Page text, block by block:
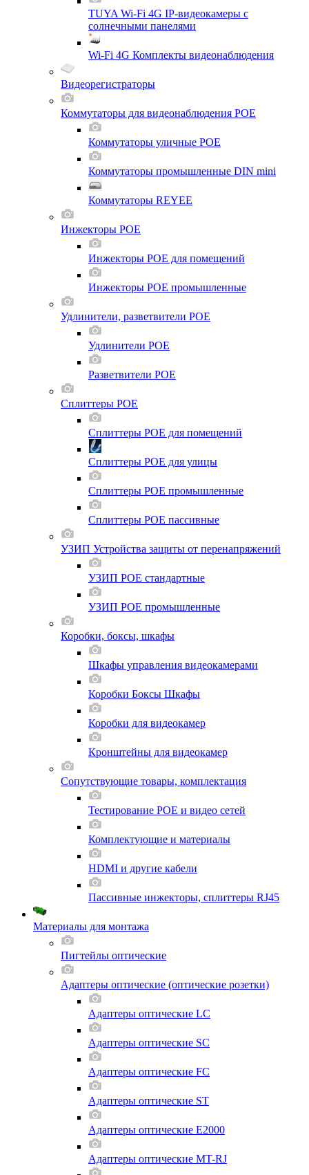
TUYA Wi-Fi 4G IP-видеокамеры с
солнечными панелями
Wi-Fi 4G Комплекты видеонаблюдения
Видеорегистраторы
Коммутаторы для видеонаблюдения POE
Коммутаторы уличные POE
Коммутаторы промышленные DIN mini
Коммутаторы REYEE
Инжекторы POE
Инжекторы POE для помещений
Инжекторы POE промышленные
Удлинители, разветвители POE
Удлинители POE
Разветвители POE
Сплиттеры POE
Сплиттеры POE для помещений
Сплиттеры POE для улицы
Сплиттеры POE промышленные
Сплиттеры POE пассивные
УЗИП Устройства защиты от перенапряжений
УЗИП POE стандартные
УЗИП POE промышленные
Коробки, боксы, шкафы
Шкафы управления видеокамерами
Коробки Боксы Шкафы
Коробки для видеокамер
Кронштейны для видеокамер
Сопутствующие товары, комплектация
Тестирование POE и видео сетей
Комплектующие и материалы
HDMI и другие кабели
Пассивные инжекторы, сплиттеры RJ45
Материалы для монтажа
Пигтейлы оптические
Адаптеры оптические (оптические розетки)
Адаптеры оптические LC
Адаптеры оптические SC
Адаптеры оптические FC
Адаптеры оптические ST
Адаптеры оптические E2000
Адаптеры оптические MT-RJ